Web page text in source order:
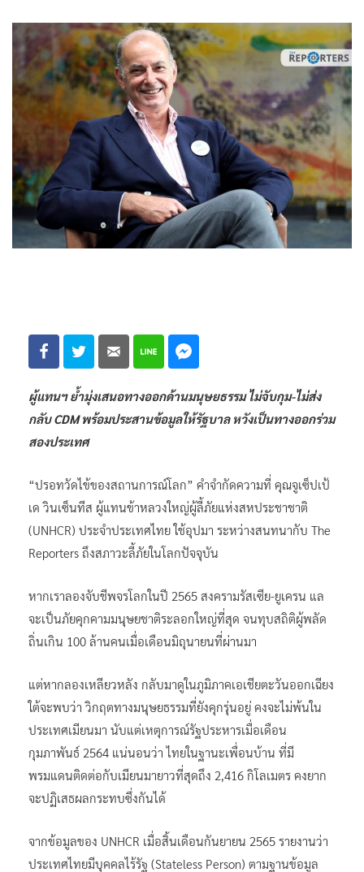
ผู้แทนฯ ย้ำมุ่งเสนอทางออกด้านมนุษยธรรม ไม่จับกุม-ไม่ส่ง
กลับ CDM พร้อมประสานข้อมูลให้รัฐบาล หวังเป็นทางออกร่วม
สองประเทศ
“ปรอทวัดไข้ของสถานการณ์โลก” คำจำกัดความที่ คุณจูเซ็ปเป้
เด วินเซ็นทีส ผู้แทนข้าหลวงใหญ่ผู้ลี้ภัยแห่งสหประชาชาติ
(UNHCR) ประจำประเทศไทย ใช้อุปมา ระหว่างสนทนากับ The
Reporters ถึงสภาวะลี้ภัยในโลกปัจจุบัน
หากเราลองจับชีพจรโลกในปี 2565 สงครามรัสเซีย-ยูเครน แล
จะเป็นภัยคุกคามมนุษยชาติระลอกใหญ่ที่สุด จนทุบสถิติผู้พลัด
ถิ่นเกิน 100 ล้านคนเมื่อเดือนมิถุนายนที่ผ่านมา
แต่หากลองเหลียวหลัง กลับมาดูในภูมิภาคเอเชียตะวันออกเฉียง
ใต้จะพบว่า วิกฤตทางมนุษยธรรมที่ยังคุกรุ่นอยู่ คงจะไม่พ้นใน
ประเทศเมียนมา นับแต่เหตุการณ์รัฐประหารเมื่อเดือน
กุมภาพันธ์ 2564 แน่นอนว่า ไทยในฐานะเพื่อนบ้าน ที่มี
พรมแดนติดต่อกับเมียนมายาวที่สุดถึง 2,416 กิโลเมตร คงยาก
จะปฏิเสธผลกระทบซึ่งกันได้
จากข้อมูลของ UNHCR เมื่อสิ้นเดือนกันยายน 2565 รายงานว่า
ประเทศไทยมีบุคคลไร้รัฐ (Stateless Person) ตามฐานข้อมูล